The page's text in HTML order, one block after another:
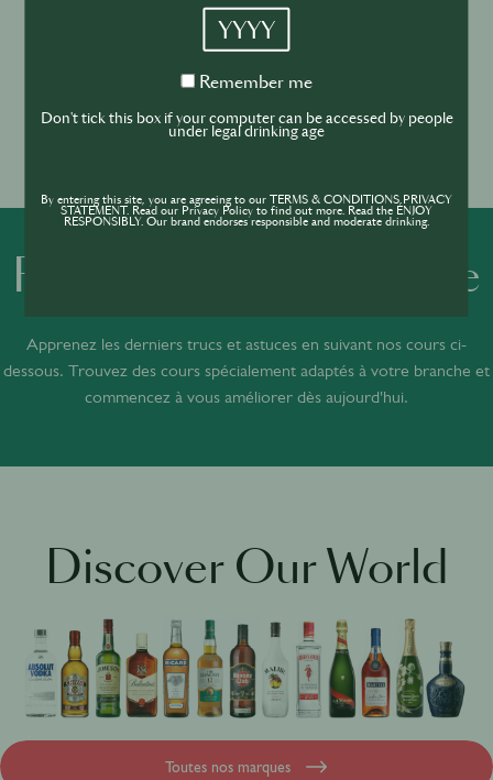
Member of the
SIP Community
Join the Community
Formations sur-mesure
Apprenez les derniers trucs et astuces en suivant nos cours ci-
dessous. Trouvez des cours spécialement adaptés à votre branche et
commencez à vous améliorer dès aujourd'hui.
ACADEMY
Discover Our World
Toutes nos marques
YYYY
Remember
Remember me
Don't tick this box if your computer can be accessed by people
under legal drinking age
By entering this site, you are agreeing to our TERMS & CONDITIONS,PRIVACY
STATEMENT. Read our Privacy Policy to find out more. Read the ENJOY
RESPONSIBLY. Our brand endorses responsible and moderate drinking.